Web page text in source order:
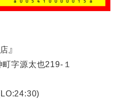
』
町字源太也219-１